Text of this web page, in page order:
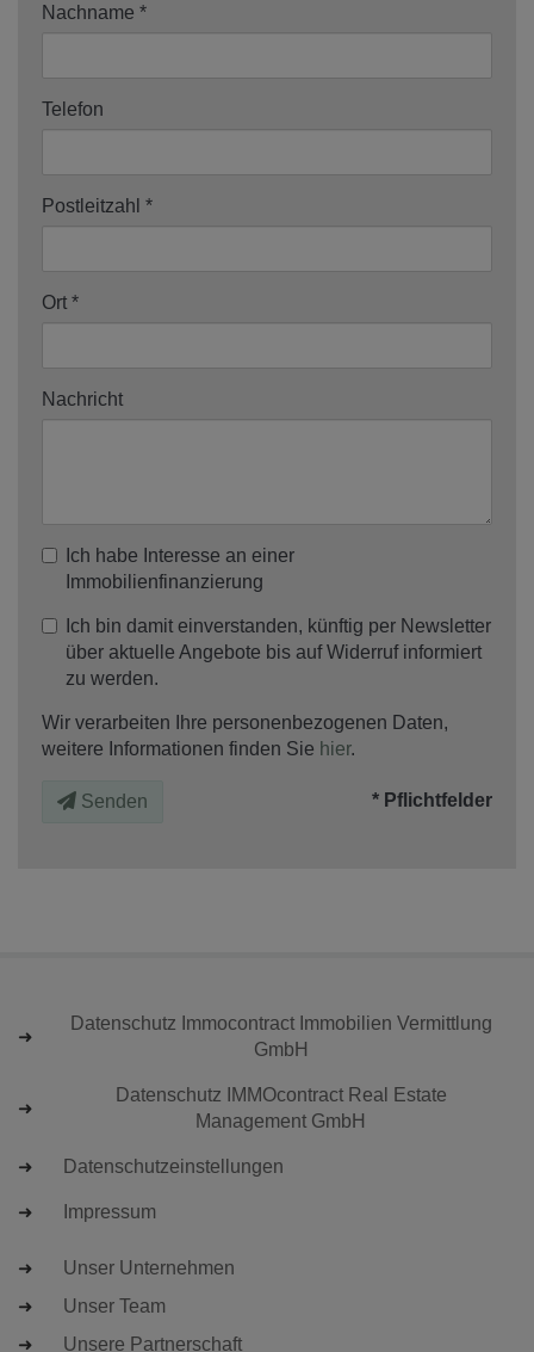
Nachname
Telefon
Postleitzahl
Ort
Nachricht
Ich habe Interesse an einer
Immobilienfinanzierung
Ich bin damit einverstanden, künftig per Newsletter
über aktuelle Angebote bis auf Widerruf informiert
zu werden.
Wir verarbeiten Ihre personenbezogenen Daten,
weitere Informationen finden Sie hier.
Senden * Pflichtfelder
Datenschutz Immocontract Immobilien Vermittlung
GmbH
Datenschutz IMMOcontract Real Estate
Management GmbH
Datenschutzeinstellungen
Impressum
Unser Unternehmen
Unser Team
Unsere Partnerschaft